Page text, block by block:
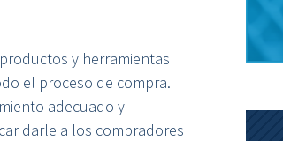
y herramientas
el proceso de compra.
adecuado y
darle a los compradores